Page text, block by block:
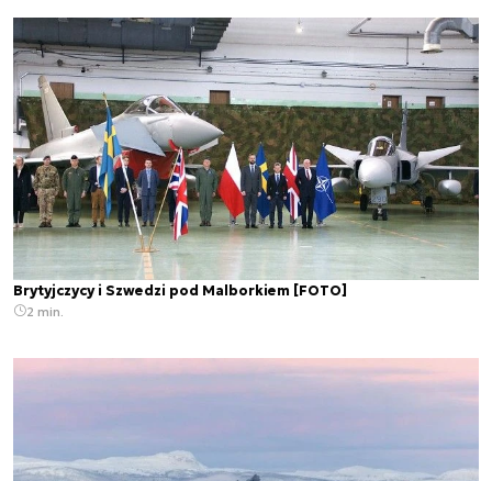
Brytyjczycy i Szwedzi pod Malborkiem [FOTO]
2 min.